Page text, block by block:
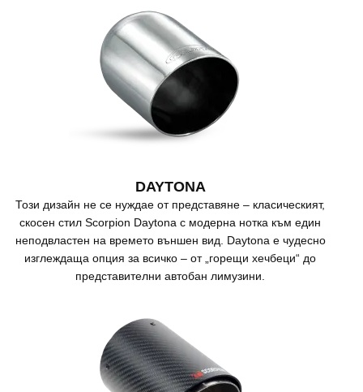
DAYTONA
Този дизайн не се нуждае от представяне – класическият,
скосен стил Scorpion Daytona с модерна нотка към един
неподвластен на времето външен вид. Daytona е чудесно
изглеждаща опция за всичко – от „горещи хечбеци“ до
представителни автобан лимузини.